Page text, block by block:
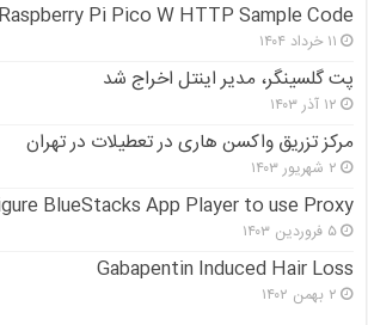
Raspberry Pi Pico W HTTP Sample Code
۱۱ خرداد ۱۴۰۴
پت گلسینگر، مدیر اینتل اخراج شد
۱۲ آذر ۱۴۰۳
مرکز تزریق واکسن هاری در تعطیلات در تهران
۲ شهریور ۱۴۰۳
BlueStacks App Player to use Proxy
۵ فروردین ۱۴۰۳
Gabapentin Induced Hair Loss
۲ بهمن ۱۴۰۲